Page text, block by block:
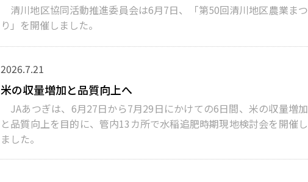
清川地区協同活動推進委員会は6月7日、「第50回清川地区農業まつ
り」を開催しました。
2026.7.21
米の収量増加と品質向上へ
JAあつぎは、6月27日から7月29日にかけての6日間、米の収量増加
と品質向上を目的に、管内13カ所で水稲追肥時期現地検討会を開催し
ました。